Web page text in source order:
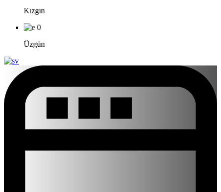
Kızgın
0
Üzgün